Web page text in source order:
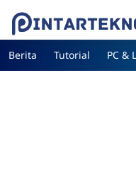
Berita Tutorial PC &